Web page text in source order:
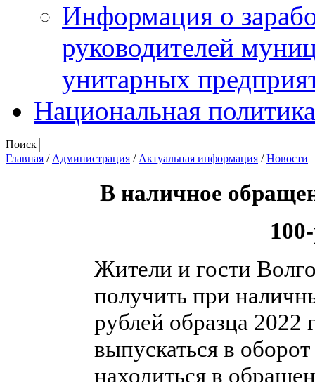
Информация о
руководителей
унитарных
Национальная политика
Поиск
Главная / Администрация / Актуальная информация /Новости
В наличное
Жители и гости
получить при
рублей образца 2022
выпускаться в
находиться в